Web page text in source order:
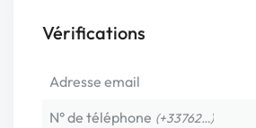
Vérifications
Adresse email
N° de téléphone (+33762…)